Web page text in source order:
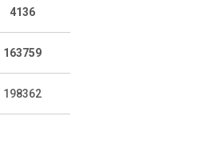
4136
163759
198362